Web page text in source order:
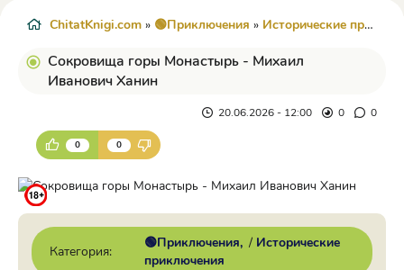
ChitatKnigi.com » 🟢Приключения » Исторические приключения
Сокровища горы Монастырь - Михаил
Иванович Ханин
20.06.2026 - 12:00 0 0
0 0
Категория:
🟢Приключения / Исторические
приключения